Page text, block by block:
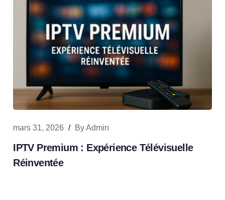
mars 31, 2026 / ByAdmin
IPTV Premium : Expérience Télévisuelle
Réinventée